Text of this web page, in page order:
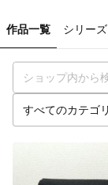
作品一覧 シリーズ